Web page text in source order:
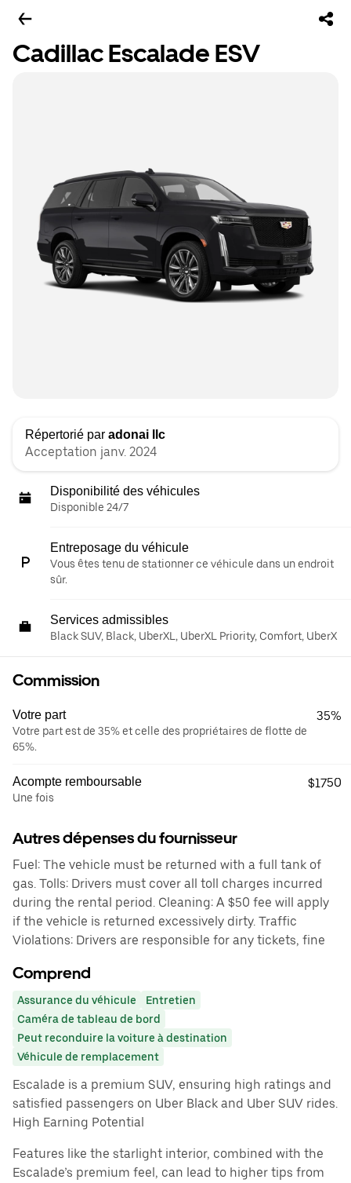
Cadillac Escalade ESV
Répertorié par adonai llc
Acceptation janv. 2024
Disponibilité des véhicules
Disponible 24/7
Entreposage du véhicule
Vous êtes tenu de stationner ce véhicule dans un endroit
sûr.
Services admissibles
Black SUV, Black, UberXL, UberXL Priority, Comfort, UberX
Commission
Votre part
Votre part est de 35% et celle des propriétaires de flotte de
65%.
35%
Acompte remboursable
Une fois
$1750
Autres dépenses du fournisseur
Fuel: The vehicle must be returned with a full tank of
gas. Tolls: Drivers must cover all toll charges incurred
during the rental period. Cleaning: A $50 fee will apply
if the vehicle is returned excessively dirty. Traffic
Violations: Drivers are responsible for any tickets, fine
Comprend
Assurance du véhicule
Entretien
Caméra de tableau de bord
Peut reconduire la voiture à destination
Véhicule de remplacement
Escalade is a premium SUV, ensuring high ratings and
satisfied passengers on Uber Black and Uber SUV rides.
High Earning Potential
Features like the starlight interior, combined with the
Escalade’s premium feel, can lead to higher tips from